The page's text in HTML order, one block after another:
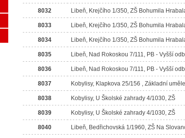
8032 Libeň, Krejčího 1/350, ZŠ Bohumila
8033 Libeň, Krejčího 1/350, ZŠ Bohumila
8034 Libeň, Krejčího 1/350, ZŠ Bohumila
8035 Libeň, Nad Rokoskou 7/111, PB - Vyšší
8036 Libeň, Nad Rokoskou 7/111, PB - Vyšší
8037 Kobylisy, Klapkova 25/156 , Základní
8038 Kobylisy, U Školské zahrady 4/1030, ZŠ
8039 Kobylisy, U Školské zahrady 4/1030, ZŠ
8040 Libeň, Bedřichovská 1/1960, ZŠ Na